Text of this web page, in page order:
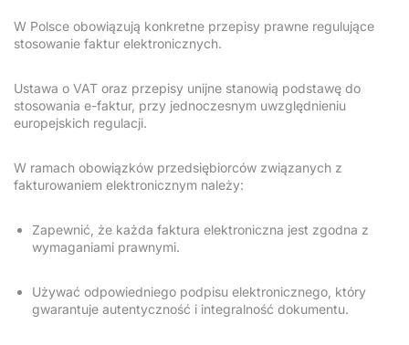
W Polsce obowiązują konkretne przepisy prawne regulujące
stosowanie faktur elektronicznych.
Ustawa o VAT oraz przepisy unijne stanowią podstawę do
stosowania e-faktur, przy jednoczesnym uwzględnieniu
europejskich regulacji.
W ramach obowiązków przedsiębiorców związanych z
fakturowaniem elektronicznym należy:
Zapewnić, że każda faktura elektroniczna jest zgodna z
wymaganiami prawnymi.
Używać odpowiedniego podpisu elektronicznego, który
gwarantuje autentyczność i integralność dokumentu.